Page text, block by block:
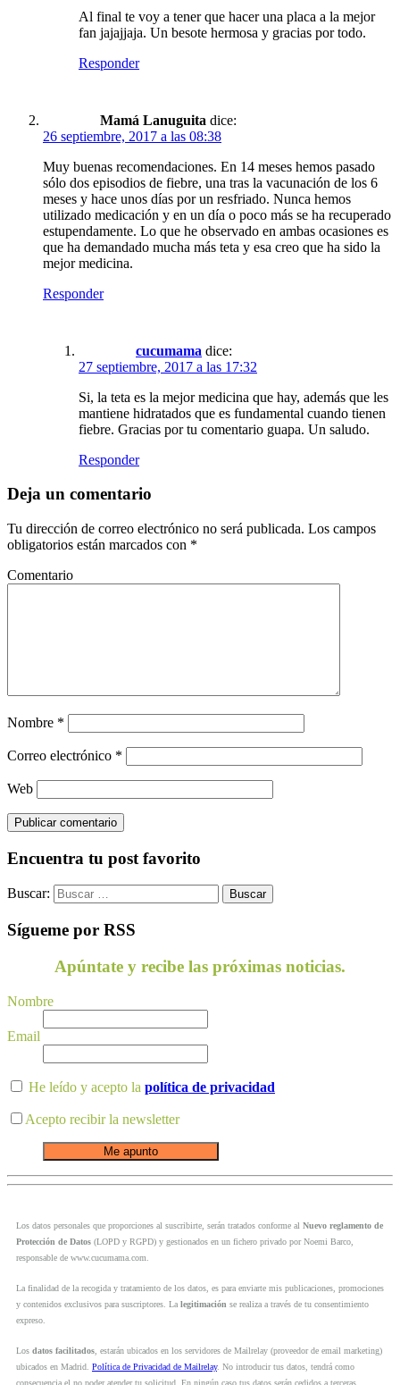
Al final te voy a tener que hacer una placa a la mejor
fan jajajjaja. Un besote hermosa y gracias por todo.
Responder
Mamá Lanuguita dice:
26 septiembre, 2017 a las 08:38
Muy buenas recomendaciones. En 14 meses hemos pasado
sólo dos episodios de fiebre, una tras la vacunación de los 6
meses y hace unos días por un resfriado. Nunca hemos
utilizado medicación y en un día o poco más se ha recuperado
estupendamente. Lo que he observado en ambas ocasiones es
que ha demandado mucha más teta y esa creo que ha sido la
mejor medicina.
Responder
cucumama dice:
27 septiembre, 2017 a las 17:32
Si, la teta es la mejor medicina que hay, además que les
mantiene hidratados que es fundamental cuando tienen
fiebre. Gracias por tu comentario guapa. Un saludo.
Responder
Deja un comentario
Tu dirección de correo electrónico no será publicada. Los campos
obligatorios están marcados con *
Comentario
Nombre *
Correo electrónico *
Web
Encuentra tu post favorito
Buscar:
Sígueme por RSS
Apúntate y recibe las próximas noticias.
Nombre
Email
He leído y acepto la política de privacidad
Acepto recibir la newsletter
Los datos personales que proporciones al suscribirte, serán tratados conforme al Nuevo reglamento de
Protección de Datos (LOPD y RGPD) y gestionados en un fichero privado por Noemi Barco,
responsable de www.cucumama.com.
La finalidad de la recogida y tratamiento de los datos, es para enviarte mis publicaciones, promociones
y contenidos exclusivos para suscriptores. La legitimación se realiza a través de tu consentimiento
expreso.
Los datos facilitados , estarán ubicados en los servidores de Mailrelay (proveedor de email marketing)
ubicados en Madrid. Política de Privacidad de Mailrelay. No introducir tus datos, tendrá como
consecuencia el no poder atender tu solicitud. En ningún caso tus datos serán cedidos a terceras